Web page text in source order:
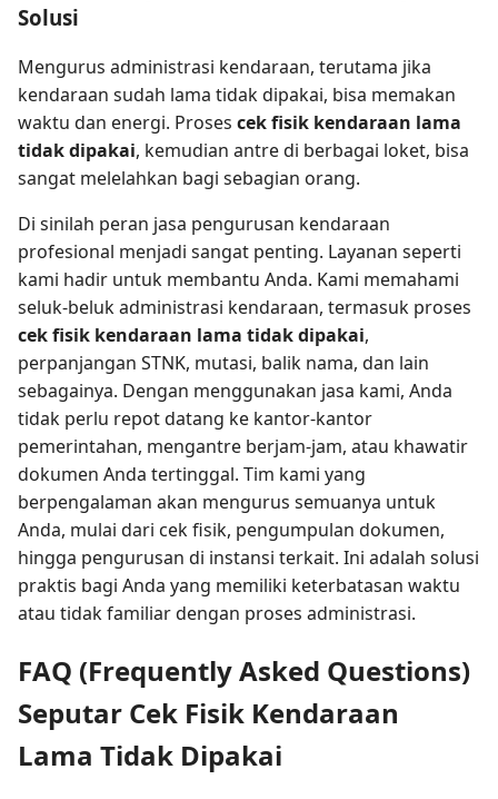
Solusi
Mengurus administrasi kendaraan, terutama jika
kendaraan sudah lama tidak dipakai, bisa memakan
waktu dan energi. Proses cek fisik kendaraan lama
tidak dipakai, kemudian antre di berbagai loket, bisa
sangat melelahkan bagi sebagian orang.
Di sinilah peran jasa pengurusan kendaraan
profesional menjadi sangat penting. Layanan seperti
kami hadir untuk membantu Anda. Kami memahami
seluk-beluk administrasi kendaraan, termasuk proses
cek fisik kendaraan lama tidak dipakai,
perpanjangan STNK, mutasi, balik nama, dan lain
sebagainya. Dengan menggunakan jasa kami, Anda
tidak perlu repot datang ke kantor-kantor
pemerintahan, mengantre berjam-jam, atau khawatir
dokumen Anda tertinggal. Tim kami yang
berpengalaman akan mengurus semuanya untuk
Anda, mulai dari cek fisik, pengumpulan dokumen,
hingga pengurusan di instansi terkait. Ini adalah solusi
praktis bagi Anda yang memiliki keterbatasan waktu
atau tidak familiar dengan proses administrasi.
FAQ (Frequently Asked Questions)
Seputar Cek Fisik Kendaraan
Lama Tidak Dipakai